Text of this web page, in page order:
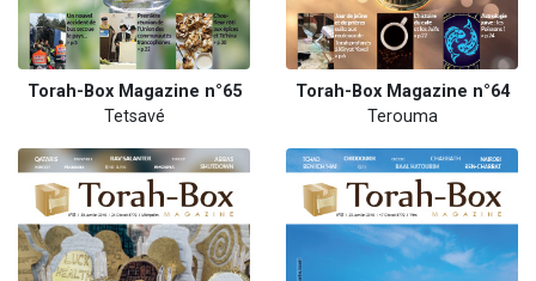
Torah-Box Magazine n°65
Tetsavé
Torah-Box Magazine n°64
Terouma